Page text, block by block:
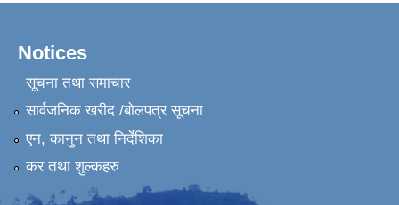
Notices
सूचना तथा समाचार
सार्वजनिक खरीद /बोलपत्र सूचना
एन, कानुन तथा निर्देशिका
कर तथा शुल्कहरु